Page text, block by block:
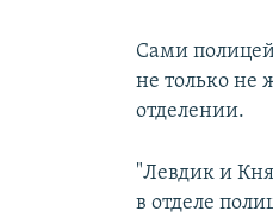
Сами
не только не
отделении.
"Левдик и
в отделе